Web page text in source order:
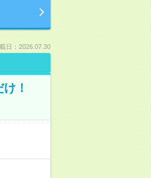
日：2026.07.30
！